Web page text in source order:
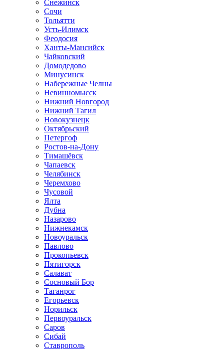
Снежинск
Сочи
Тольятти
Усть-Илимск
Феодосия
Ханты-Мансийск
Чайковский
Домодедово
Минусинск
Набережные Челны
Невинномысск
Нижний Новгород
Нижний Тагил
Новокузнецк
Октябрьский
Петергоф
Ростов-на-Дону
Тимашёвск
Чапаевск
Челябинск
Черемхово
Чусовой
Ялта
Дубна
Назарово
Нижнекамск
Новоуральск
Павлово
Прокопьевск
Пятигорск
Салават
Сосновый Бор
Таганрог
Егорьевск
Норильск
Первоуральск
Саров
Сибай
Ставрополь